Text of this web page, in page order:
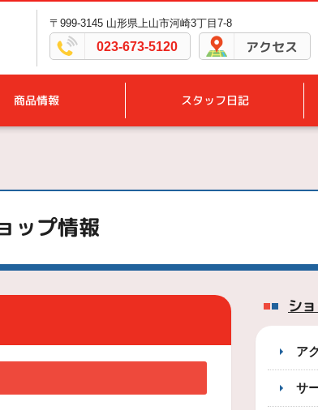
〒999-3145 山形県上山市河崎3丁目7-8
023-673-5120 アクセス
商品情報 スタッフ日記
ップ情報
シ
ア
サ